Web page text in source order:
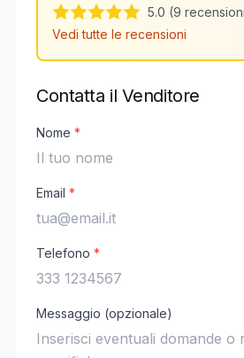
5.0 (9
Vedi tutte le recensioni
Contatta il Venditore
Nome *
Email *
Telefono *
Messaggio (opzionale)